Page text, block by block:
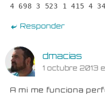
4 698 3 523 1 415 4
Responder
dmacias
1 octubre 2013
A mi me funciona